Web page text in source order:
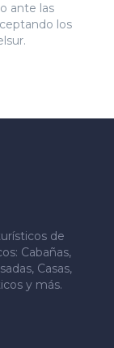
ante las
los
de
Cabañas,
Casas,
y más.